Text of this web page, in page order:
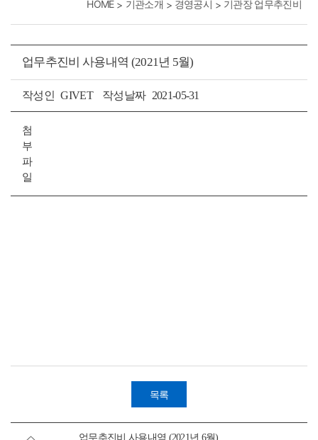
HOME 기관소개 경영공시 기관장 업무추진비
업무추진비 사용내역 (2021년 5월)
작성인 GIVET 작성날짜 2021-05-31
첨
부
파
일
목록
업무추진비 사용내역 (2021년 6월)